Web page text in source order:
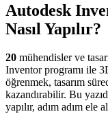
Autodesk
Nasıl Yapılır?
20 mühendisler ve
Inventor programı ile
öğrenmek, tasarım
kazandırabilir. Bu
yapılır, adım adım ele